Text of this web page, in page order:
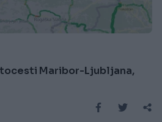
Maribor-Ljubljana,